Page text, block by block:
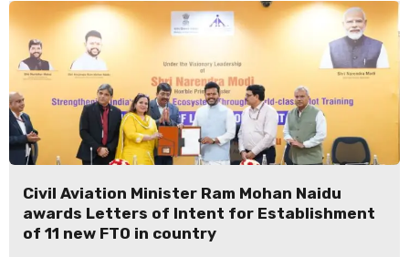
Civil Aviation Minister Ram Mohan Naidu
awards Letters of Intent for Establishment
of 11 new FTO in country